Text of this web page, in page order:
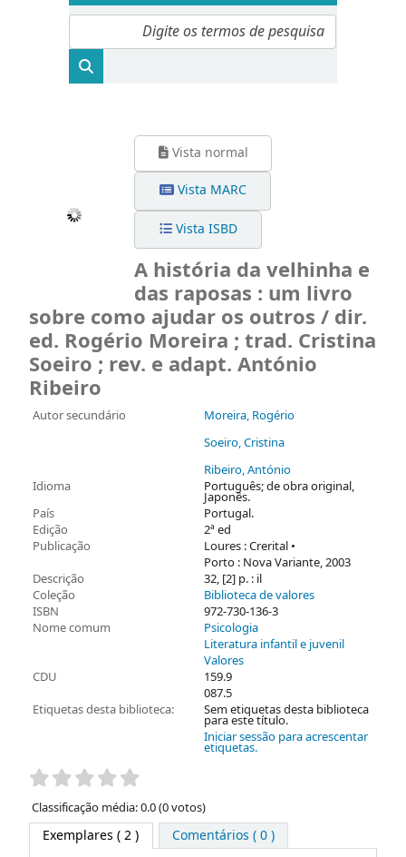
Vista normal
Vista MARC
Vista ISBD
A história da velhinha e
das raposas : um livro
sobre como ajudar os outros / dir.
ed. Rogério Moreira ; trad. Cristina
Soeiro ; rev. e adapt. António
Ribeiro
Autor secundário
Moreira, Rogério
Soeiro, Cristina
Ribeiro, António
Idioma
Português; de obra original,
Japonês.
País
Portugal.
Edição
2ª ed
Publicação
Loures : Crerital •
Porto : Nova Variante, 2003
Descrição
32, [2] p. : il
Coleção
Biblioteca de valores
ISBN
972-730-136-3
Nome comum
Psicologia
Literatura infantil e juvenil
Valores
CDU
159.9
087.5
Etiquetas desta biblioteca:
Sem etiquetas desta biblioteca
para este título.
Iniciar sessão para acrescentar
etiquetas.
Pontuação
Classificação média: 0.0 (0 votos)
Exemplares ( 2 ) Comentários ( 0 )